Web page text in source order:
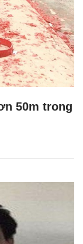
50m trong